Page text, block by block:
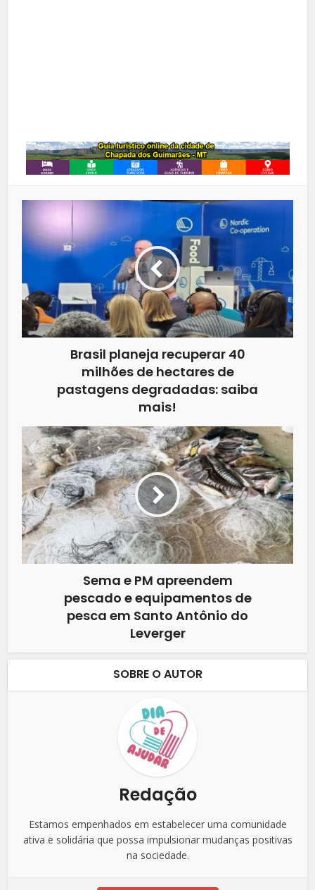
Brasil planeja recuperar 40
milhões de hectares de
pastagens degradadas: saiba
mais!
Sema e PM apreendem
pescado e equipamentos de
pesca em Santo Antônio do
Leverger
SOBRE O AUTOR
Redação
Estamos empenhados em estabelecer uma comunidade
ativa e solidária que possa impulsionar mudanças positivas
na sociedade.